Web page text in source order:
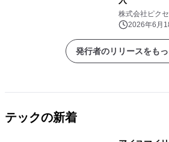
株式会社ピク
2026年6月
発行者のリリースをも
テックの新着